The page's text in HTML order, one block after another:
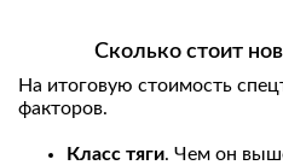
Сколько стоит
На итоговую стоимость
факторов.
Класс тяги. Чем он